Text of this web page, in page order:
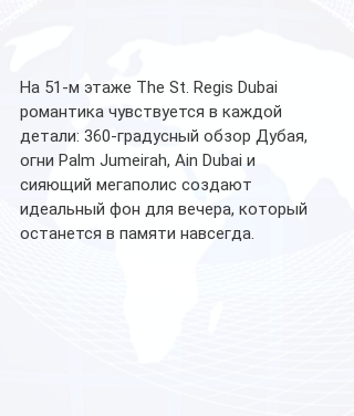
На 51-м этаже The St. Regis Dubai
романтика чувствуется в каждой
детали: 360-градусный обзор Дубая,
огни Palm Jumeirah, Ain Dubai и
сияющий мегаполис создают
идеальный фон для вечера, который
останется в памяти навсегда.